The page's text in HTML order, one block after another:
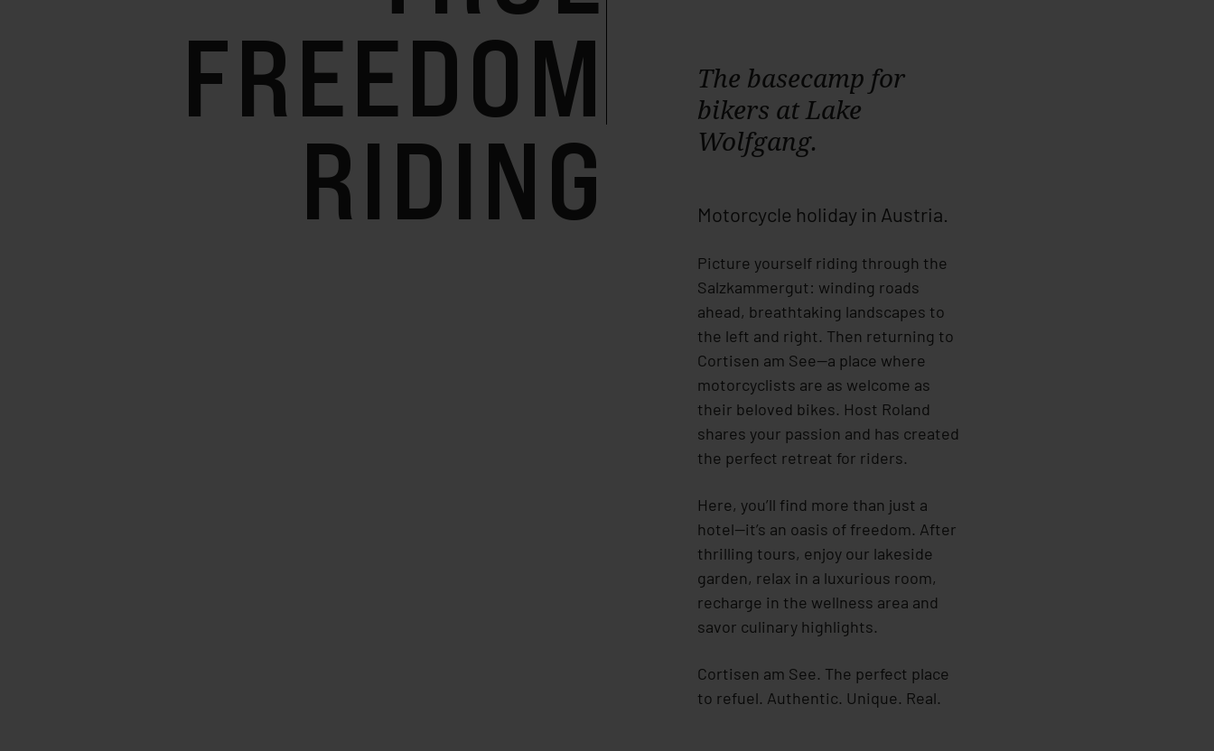
FREEDOM
RIDING
The basecamp for
bikers at Lake
Wolfgang.
Motorcycle holiday in Austria.
Picture yourself riding through the
Salzkammergut: winding roads
ahead, breathtaking landscapes to
the left and right. Then returning to
Cortisen am See—a place where
motorcyclists are as welcome as
their beloved bikes. Host Roland
shares your passion and has created
the perfect retreat for riders.
Here, you’ll find more than just a
hotel—it’s an oasis of freedom. After
thrilling tours, enjoy our lakeside
garden, relax in a luxurious room,
recharge in the wellness area and
savor culinary highlights.
Cortisen am See. The perfect place
to refuel. Authentic. Unique. Real.